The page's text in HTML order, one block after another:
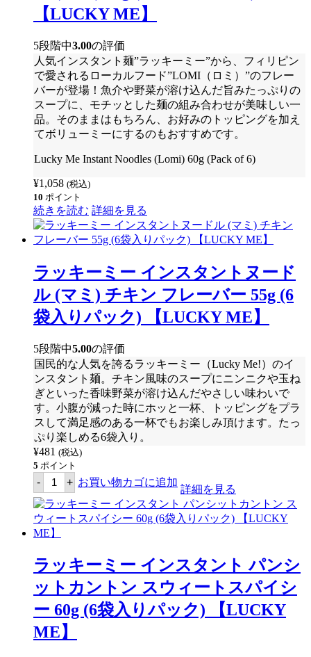
【LUCKY ME】
5段階中3.00の評価
人気インスタント麺”ラッキーミー”から、フィリピン
で愛されるローカルフード”LOMI（ロミ）”のフレー
バーが登場！魚介や野菜が溶け込んだ旨みたっぷりの
スープに、モチッとした麺の組み合わせが美味しい一
品。そのままはもちろん、お好みのトッピングを加え
てボリューミーにするのもおすすめです。
Lucky Me Instant Noodles (Lomi) 60g (Pack of 6)
¥1,058 (税込)
10 ポイント
続きを読む 詳細を見る
ラッキーミー インスタントヌード
ル (マミ) チキン フレーバー 55g (6
袋入りパック) 【LUCKY ME】
5段階中5.00の評価
国民的な人気を誇るラッキーミー（Lucky Me!）のイ
ンスタント麺。チキン風味のスープにニンニクや玉ね
ぎといった香味野菜が溶け込んだやさしい味わいで
す。 小腹が減った時にホッと一杯、トッピングをプラ
スして満足感のある一杯でもお楽しみ頂けます。たっ
ぷり楽しめる6袋入り。
¥481 (税込)
5 ポイント
- ラ
ッ
キ
ー
ミ
ー
ス
タ
ン
ト
ヌ
ー
ド
ル
+ お買い物カゴに追加
詳細を見る
ラッキーミー インスタント パンシ
ットカントン スウィートスパイシ
ー 60g (6袋入りパック) 【LUCKY
ME】